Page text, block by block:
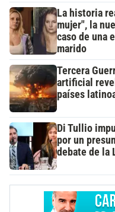
La historia
mujer", la
caso de una
marido
Tercera
artificial
países
Di Tullio
por un
debate de la